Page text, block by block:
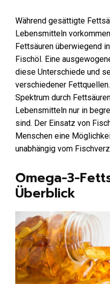
Während gesättigte
Lebensmitteln
Fettsäuren überwiegend
Fischöl. Eine
diese Unterschiede und
verschiedener
Spektrum durch
Lebensmitteln nur in
sind. Der Einsatz von
Menschen eine
unabhängig vom
Omega-3-
Überblick